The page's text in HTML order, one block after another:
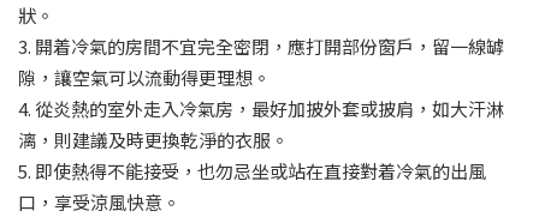
狀。
3. 開着冷氣的房間不宜完全密閉，應打開部份窗戶，留一線罅
隙，讓空氣可以流動得更理想。
4. 從炎熱的室外走入冷氣房，最好加披外套或披肩，如大汗淋
漓，則建議及時更換乾淨的衣服。
5. 即使熱得不能接受，也勿忌坐或站在直接對着冷氣的出風
口，享受涼風快意。